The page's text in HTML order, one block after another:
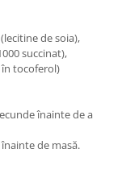
de soia),
succinat),
tocoferol)
înainte de a
de masă.